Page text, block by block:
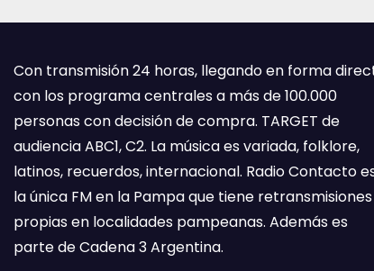
Con transmisión 24 horas, llegando en forma
con los programa centrales a más de 100.000
personas con decisión de compra. TARGET de
audiencia ABC1, C2. La música es variada, folklore,
latinos, recuerdos, internacional. Radio Contacto
la única FM en la Pampa que tiene retransmisiones
propias en localidades pampeanas. Además es
parte de Cadena 3 Argentina.